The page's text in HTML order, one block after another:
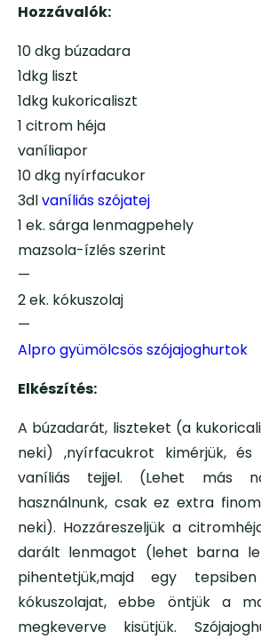
Hozzávalók:
10 dkg búzadara
1dkg liszt
1dkg kukoricaliszt
1 citrom héja
vaníliapor
10 dkg nyírfacukor
3dlvaníliás szójatej
1 ek. sárga lenmagpehely
mazsola-ízlés szerint
—
2 ek. kókuszolaj
—
Alpro gyümölcsös szójajoghurtok
Elkészítés:
A búzadarát, liszteket (a
neki) ,nyírfacukrot kimérjük, és
vaníliás tejjel. (Lehet más
használnunk, csak ez extra
neki). Hozzáreszeljük a
darált lenmagot (lehet barna
pihentetjük,majd egy
kókuszolajat, ebbe öntjük a
megkeverve kisütjük.